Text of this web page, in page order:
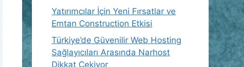
Yatırımcılar İçin Yeni Fırsatlar ve
Emtan Construction Etkisi
Türkiye’de Güvenilir Web Hosting
Sağlayıcıları Arasında Narhost
Dikkat Çekiyor